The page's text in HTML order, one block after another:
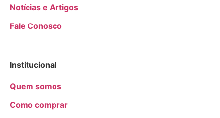
Notícias e Artigos
Fale Conosco
Institucional
Quem somos
Como comprar